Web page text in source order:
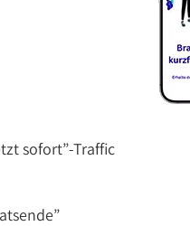
sofort”-Traffic